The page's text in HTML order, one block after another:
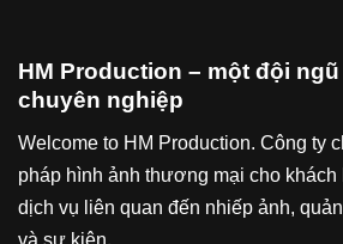
HM Production – một đội
chuyên nghiệp
Welcome to HM Production. Công ty
pháp hình ảnh thương mại cho
dịch vụ liên quan đến nhiếp ảnh,
và sự kiện.